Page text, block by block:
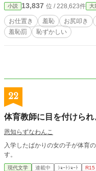
小説 13,837 位 / 228,623件 大
お仕置き 羞恥 お尻叩き
羞恥罰
恥ずかしい
22
体育教師に目を付けら
恩知らずなわんこ
入学したばかりの女の子が体育
す。
現代文学 連載中 ｼｮｰﾄｼｮｰﾄ R15